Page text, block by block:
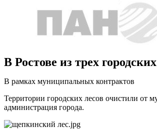
В Ростове из трех
В рамках муниципальных контрактов
Территории городских лесов очистили от
администрация города.